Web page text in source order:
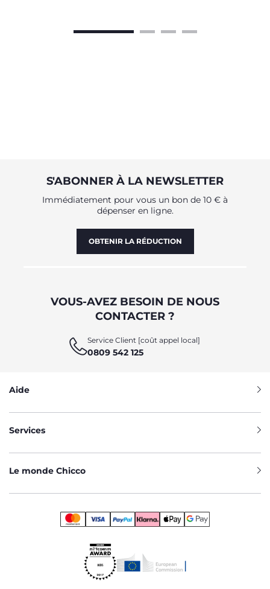
S'ABONNER À LA NEWSLETTER
Immédiatement pour vous un bon de 10 € à
dépenser en ligne.
OBTENIR LA RÉDUCTION
VOUS-AVEZ BESOIN DE NOUS
CONTACTER ?
Service Client [coût appel local]
0809 542 125
Aide
Services
Le monde Chicco